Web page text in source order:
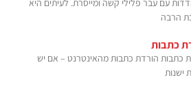
עם עבר פלילי קשה ומייסרת. לעיתים היא
הרבה
כתבות
כתבות הורדת כתבות מהאינטרנט – אם יש
ישנות